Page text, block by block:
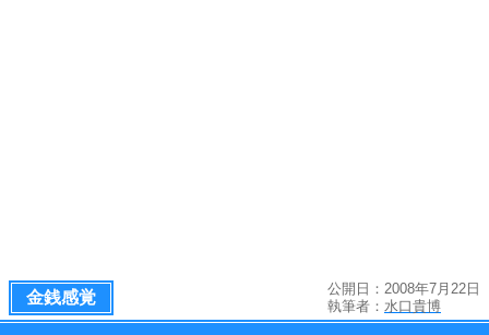
金銭感覚
公開日：2008年7月22日
執筆者： 水口貴博